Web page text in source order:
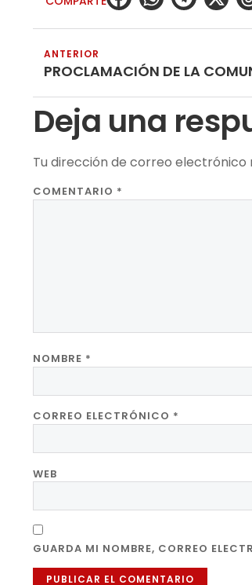
ANTERIOR
PROCLAMACIÓN DE LA
Deja una
Tu dirección de correo electrónico
COMENTARIO *
NOMBRE *
CORREO ELECTRÓNICO *
WEB
GUARDA MI NOMBRE, CORREO